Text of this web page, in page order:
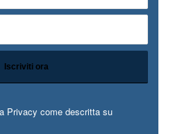
Privacy come descritta su